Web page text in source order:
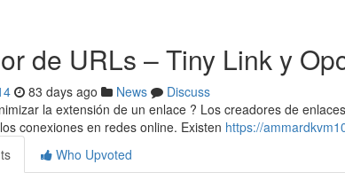
de URLs – Tiny Link y
83 days ago News
Discuss
la extensión de un enlace ? Los creadores de
conexiones en redes online. Existen https://
Who Upvoted